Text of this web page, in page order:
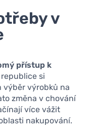
v
přístup k
si
výběr výrobků na
změna v chování
více vážit
nakupování.